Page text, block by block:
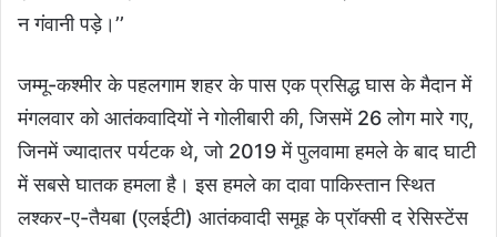
न गंवानी पड़े।’’
जम्मू-कश्मीर के पहलगाम शहर के पास एक प्रसिद्ध घास के मैदान में
मंगलवार को आतंकवादियों ने गोलीबारी की, जिसमें 26 लोग मारे गए,
जिनमें ज्यादातर पर्यटक थे, जो 2019 में पुलवामा हमले के बाद घाटी
में सबसे घातक हमला है। इस हमले का दावा पाकिस्तान स्थित
लश्कर-ए-तैयबा (एलईटी) आतंकवादी समूह के प्रॉक्सी द रेसिस्टेंस